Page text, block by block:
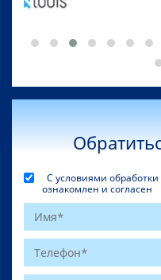
С условиями
ознакомлен и согласен